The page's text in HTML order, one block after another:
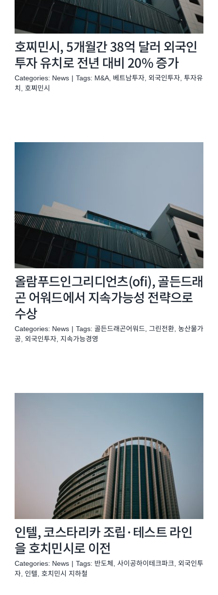
호찌민시, 5개월간 38억 달러 외국인
투자 유치로 전년 대비 20% 증가
Categories: News | Tags: M&A, 베트남투자, 외국인투자, 투자유
치
호찌민시
올람푸드인그리디언츠(ofi), 골든드래
곤 어워드에서 지속가능성 전략으로
수상
Categories: News | Tags: 골든드래곤어워드 그린전환, 농산물가
공 외국인투자, 지속가능경영
인텔, 코스타리카 조립·테스트 라인
을 호치민시로 이전
Categories: News | Tags: 반도체 사이공하이테크파크 외국인투
자, 인텔 호치민시 지하철